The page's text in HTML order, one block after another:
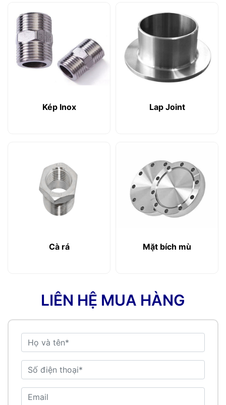
Kép Inox Lap Joint
Cà rá Mặt bích mù
LIÊN HỆ MUA HÀNG